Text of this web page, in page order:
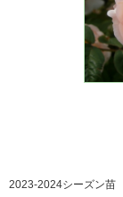
2023-2024シーズン苗